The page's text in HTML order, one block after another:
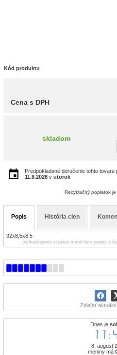
Zdieľať
Dnes je
8. august
meniny má
Kód produktu
Cena s DPH
skladom
Predpokladané doručenie tohto tovaru
11.8.2026 v utorok
Recyklačný poplatok
Popis História cien
32x8,5x8,5
(vyhradzujeme si právo meniť tieto popisy a